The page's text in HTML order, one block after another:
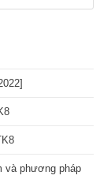
và phương pháp